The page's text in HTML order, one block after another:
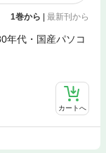
1巻から | 最新刊から
代・国産パソコ
カートへ